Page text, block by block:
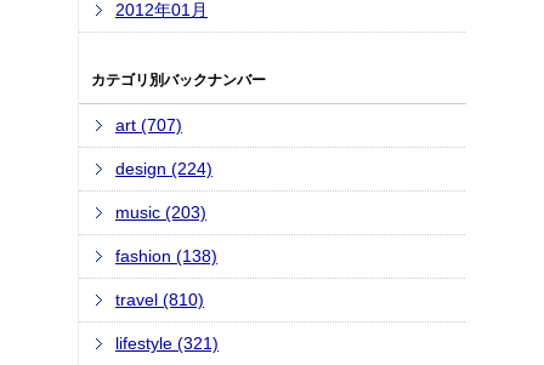
2012年01月
カテゴリ別バックナンバー
art (707)
design (224)
music (203)
fashion (138)
travel (810)
lifestyle (321)